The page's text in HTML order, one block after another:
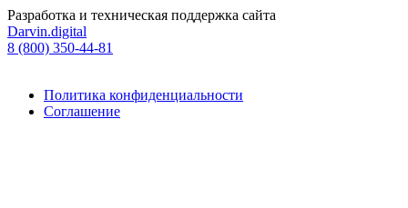
Разработка и техническая поддержка сайта
Darvin.digital
8 (800) 350-44-81
Политика конфиденциальности
Соглашение